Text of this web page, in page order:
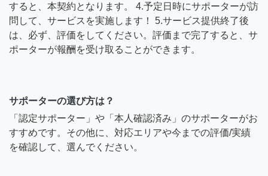
すると、本契約となります。 4.予定日時にサポーターが訪
問して、サービスを実施します！ 5.サービス提供終了後
は、必ず、評価をしてください。評価まで完了すると、サ
ポーターが報酬を受け取ることができます。
サポーターの選び方は？
「認定サポーター」や「本人確認済み」のサポーターがお
すすめです。その他に、対応エリアや今までの評価/実績
を確認して、選んでください。